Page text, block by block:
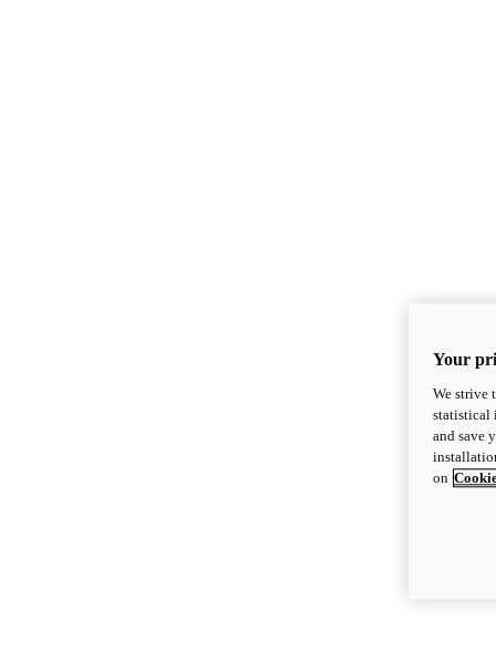
Your
We strive
statistical
and save
on